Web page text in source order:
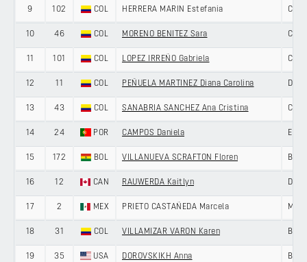
9 102 COL HERRERA MARIN Estefania
10 46 COL MORENO BENITEZ Sara
11 101 COL LOPEZ IRREÑO Gabriela
12 11 COL PEÑUELA MARTINEZ Diana Carolina DNA
13 43 COL SANABRIA SANCHEZ Ana Cristina
14 24 POR CAMPOS Daniela
15 172 BOL VILLANUEVA SCRAFTON Floren
16 12 CAN RAUWERDA Kaitlyn DNA
17 2 MEX PRIETO CASTAÑEDA Marcela
18 31 COL VILLAMIZAR VARON Karen
19 35 USA DOROVSKIKH Anna